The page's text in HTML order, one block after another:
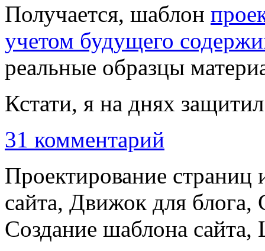
Получается, шаблон
учетом будущего
реальные образцы
Кстати, я на днях
31 комментарий
Проектирование страниц
сайта, Движок для блога,
Создание шаблона сайта,